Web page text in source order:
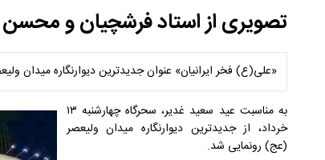
تصویری از استاد فرشچیان و محسن
«علی(ع) فخر ایرانیان» عنوان جدیدترین دیوارنگاره
به مناسبت عید سعید غدیر، سحرگاه چهارشنبه ۱۳
خرداد، از جدیدترین دیوارنگاره میدان ولیعصر
(عج) رونمایی شد.